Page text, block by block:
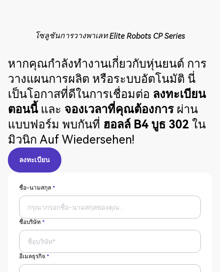
โซลูชันการวางพาเลท Elite Robots CP Series
หากคุณกำลังทำงานเกี่ยวกับหุ่นยนต์ การ
วางแผนการผลิต หรือระบบอัตโนมัติ นี่
เป็นโอกาสที่ดีในการเชื่อมต่อ ลงทะเบียน
ตอนนี้และ จองเวลาที่คุณต้องการผ่าน
แบบฟอร์ม พบกันที่ ฮอลล์ B4 บูธ 302 ใน
มิวนิก Auf Wiedersehen!
ลงทะเบียน
ลงทะเบียน
ชื่อ-นามสกุล*
ชื่อบริษัท*
อีเมลธุรกิจ*